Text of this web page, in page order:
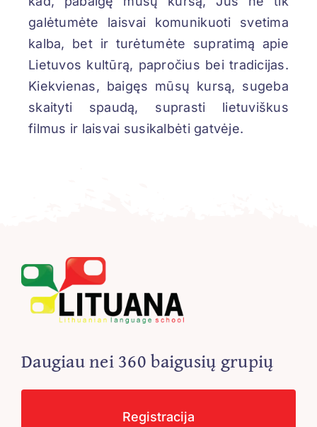
galėtumėte laisvai komunikuoti svetima
kalba, bet ir turėtumėte supratimą apie
Lietuvos kultūrą, papročius bei tradicijas.
Kiekvienas, baigęs mūsų kursą, sugeba
skaityti spaudą, suprasti lietuviškus
filmus ir laisvai susikalbėti gatvėje.
Daugiau nei 360 baigusių grupių
Registracija